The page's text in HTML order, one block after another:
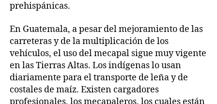
prehispánicas.
En Guatemala, a pesar del mejoramiento de las
carreteras y de la multiplicación de los
vehículos, el uso del mecapal sigue muy vigente
en las Tierras Altas. Los indígenas lo usan
diariamente para el transporte de leña y de
costales de maíz. Existen cargadores
profesionales, los mecapaleros, los cuales están